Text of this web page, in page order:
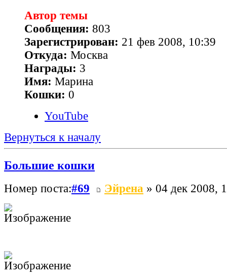
Автор темы
Сообщения: 803
Зарегистрирован: 21 фев 2008, 10:39
Откуда: Москва
Награды: 3
Имя: Марина
Кошки: 0
YouTube
Вернуться к началу
Большие кошки
Номер поста:#69 Эйрена » 04 дек 2008,